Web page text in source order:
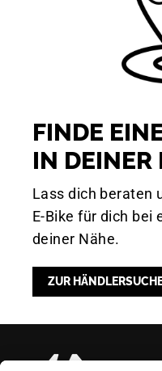
FINDE
IN DEINER
Lass dich beraten
E-Bike für dich bei
deiner Nähe.
ZUR